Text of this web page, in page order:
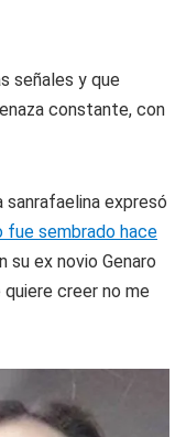
señales y que
constante, con
sanrafaelina expresó
fue sembrado hace
su ex novio Genaro
creer no me